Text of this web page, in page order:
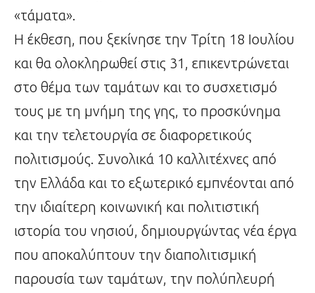
«τάματα».
Η έκθεση, που ξεκίνησε την Τρίτη 18 Ιουλίου
και θα ολοκληρωθεί στις 31, επικεντρώνεται
στο θέμα των ταμάτων και το συσχετισμό
τους με τη μνήμη της γης, το προσκύνημα
και την τελετουργία σε διαφορετικούς
πολιτισμούς. Συνολικά 10 καλλιτέχνες από
την Ελλάδα και το εξωτερικό εμπνέονται από
την ιδιαίτερη κοινωνική και πολιτιστική
ιστορία του νησιού, δημιουργώντας νέα έργα
που αποκαλύπτουν την διαπολιτισμική
παρουσία των ταμάτων, την πολύπλευρή